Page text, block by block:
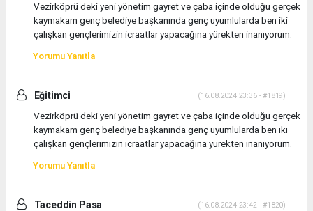
Vezirköprü deki yeni yönetim gayret ve çaba içinde olduğu gerçek
kaymakam genç belediye başkanında genç uyumlularda ben iki
çalışkan gençlerimizin icraatlar yapacağına yürekten inanıyorum.
Yorumu Yanıtla
Eğitimci (16.08.2024 23:36 - #1819)
Vezirköprü deki yeni yönetim gayret ve çaba içinde olduğu gerçek
kaymakam genç belediye başkanında genç uyumlularda ben iki
çalışkan gençlerimizin icraatlar yapacağına yürekten inanıyorum.
Yorumu Yanıtla
Taceddin Pasa (16.08.2024 23:42 - #1820)